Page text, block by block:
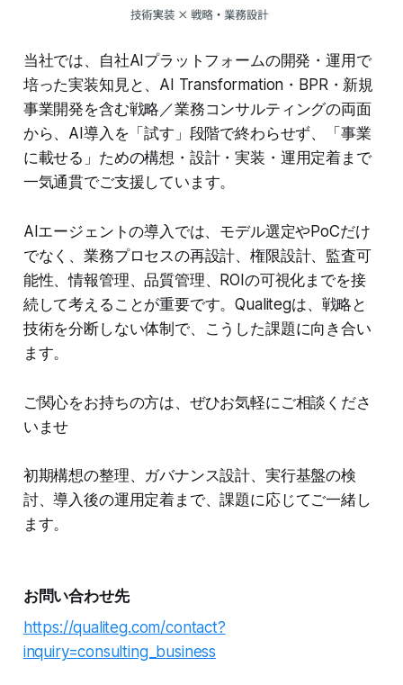
当社では、自社AIプラットフォームの開発・運用で
培った実装知見と、AI Transformation・BPR・新規
事業開発を含む戦略／業務コンサルティングの両面
から、AI導入を「試す」段階で終わらせず、「事業
に載せる」ための構想・設計・実装・運用定着まで
一気通貫でご支援しています。
AIエージェントの導入では、モデル選定やPoCだけ
でなく、業務プロセスの再設計、権限設計、監査可
能性、情報管理、品質管理、ROIの可視化までを接
続して考えることが重要です。Qualitegは、戦略と
技術を分断しない体制で、こうした課題に向き合い
ます。
ご関心をお持ちの方は、ぜひお気軽にご相談くださ
いませ
初期構想の整理、ガバナンス設計、実行基盤の検
討、導入後の運用定着まで、課題に応じてご一緒し
ます。
お問い合わせ先
https://qualiteg.com/contact?
inquiry=consulting_business